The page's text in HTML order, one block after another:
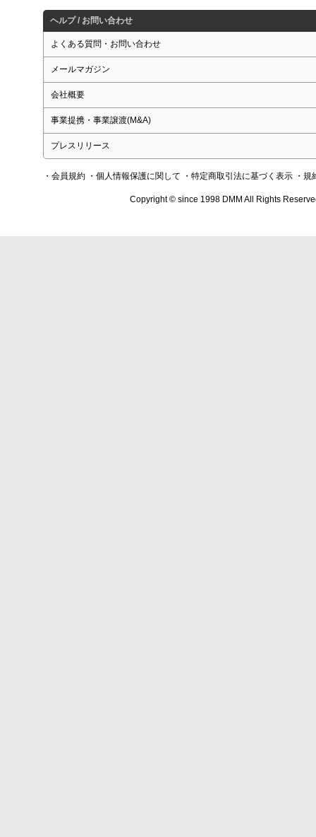
ヘルプ / お問い合わせ
よくある質問・お問い合わせ
メールマガジン
会社概要
事業提携・事業譲渡(M&A)
プレスリリース
・会員規約 ・個人情報保護に関して ・特定商取引法に基づく表示 ・規
Copyright © since 1998 DMM All Rights